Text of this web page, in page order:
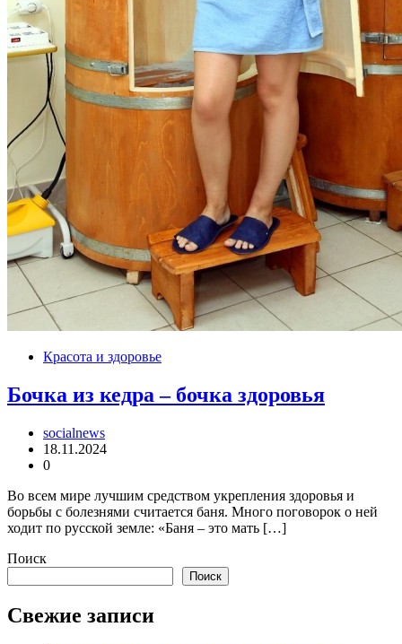
Красота и здоровье
Бочка из кедра – бочка здоровья
socialnews
18.11.2024
0
Во всем мире лучшим средством укрепления здоровья и
борьбы с болезнями считается баня. Много поговорок о ней
ходит по русской земле: «Баня – это мать […]
Поиск
Поиск
Свежие записи